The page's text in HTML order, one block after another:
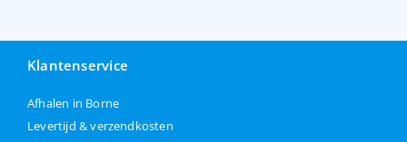
Klantenservice
Afhalen in Borne
Levertijd & verzendkosten